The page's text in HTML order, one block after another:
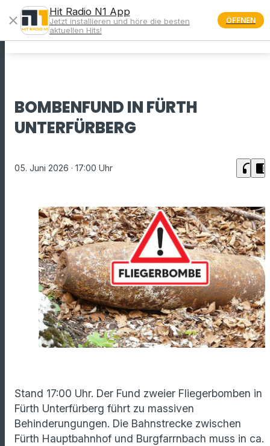
menu
BOMBENFUND IN FÜRTH
UNTERFÜRBERG
05. Juni 2026 · 17:00 Uhr headphones chrome_reader_mode
Stand 17:00 Uhr. Der Fund zweier Fliegerbomben in
Fürth Unterfürberg führt zu massiven
Behinderungungen. Die Bahnstrecke zwischen
Fürth Hauptbahnhof und Burgfarrnbach muss in ca.
close
Hit Radio N1 App
Jetzt installieren und höre die besten
aktuellen Hits!
ÖFFNEN